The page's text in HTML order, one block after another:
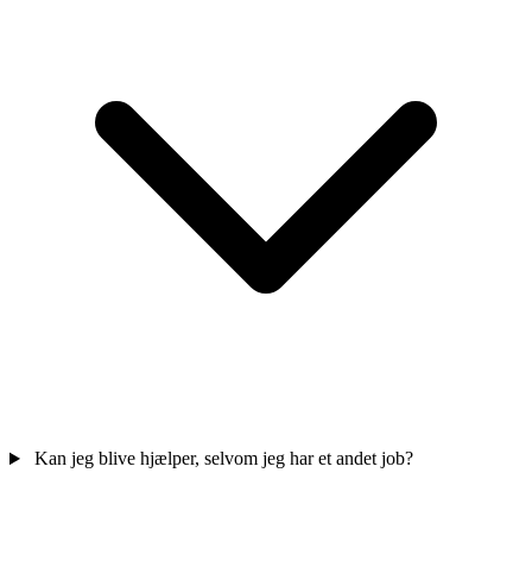
Kan jeg blive hjælper, selvom jeg har et andet job?